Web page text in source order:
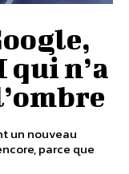
qui n’a
un nouveau
parce que